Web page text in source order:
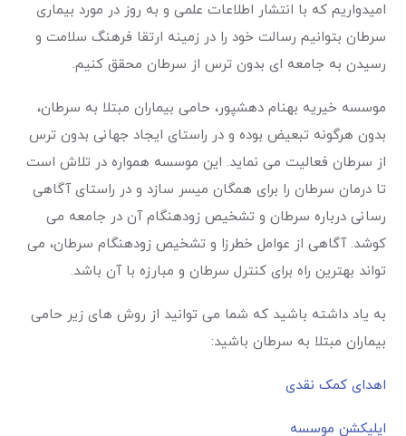
امیدواریم که با انتشار اطلاعات علمی و به روز در مورد بیماری
سرطان بتوانیم رسالت خود را در زمینه ارتقا فرهنگ سلامت و
رسیدن به جامعه ای بدون ترس از سرطان محقق کنیم.
موسسه خیریه بهنام دهشپور، حامی بیماران مبتلا به سرطان،
بدون هرگونه تبعیض بوده و در راستای ایجاد جهانی بدون ترس
از سرطان فعالیت می نماید. این موسسه همواره در تلاش است
تا درمان سرطان را برای همگان میسر سازد و در راستای آگاهی
رسانی درباره سرطان و تشخیص زودهنگام آن در جامعه می
کوشد. آگاهی از عوامل خطرزا و تشخیص زودهنگام سرطان، می
تواند بهترین راه برای کنترل سرطان و مبارزه با آن باشد.
به یاد داشته باشید که شما می توانید از روش های زیر حامی
بیماران مبتلا به سرطان باشید:
اهدای کمک نقدی
اپلیکشن موسسه